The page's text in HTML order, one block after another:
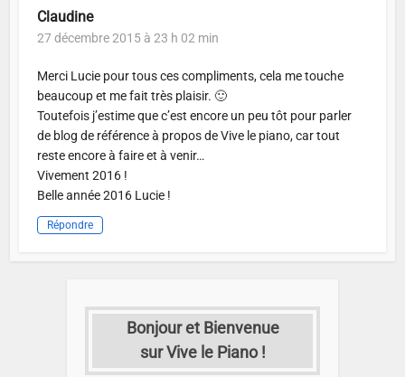
Claudine
27 décembre 2015 à 23 h 02 min
Merci Lucie pour tous ces compliments, cela me touche
beaucoup et me fait très plaisir. 🙂
Toutefois j’estime que c’est encore un peu tôt pour parler
de blog de référence à propos de Vive le piano, car tout
reste encore à faire et à venir…
Vivement 2016 !
Belle année 2016 Lucie !
Répondre
Bonjour et Bienvenue
sur Vive le Piano !